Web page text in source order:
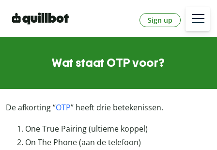
Sign up
Wat staat OTP voor?
De afkorting “OTP” heeft drie betekenissen.
One True Pairing (ultieme koppel)
On The Phone (aan de telefoon)